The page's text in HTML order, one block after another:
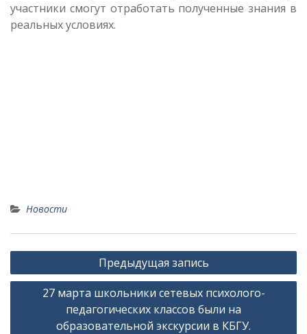
участники смогут отработать полученные знания в
реальных условиях.
Новости
Навигация
по
записям
Предыдущая запись
27 марта школьники сетевых психолого-
педагогических классов были на
образовательной экскурсии в КБГУ.